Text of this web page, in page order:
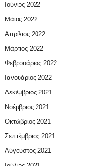
Ιούνιος 2022
Μάιος 2022
Απρίλιος 2022
Μάρτιος 2022
Φεβρουάριος 2022
Ιανουάριος 2022
Δεκέμβριος 2021
Νοέμβριος 2021
Οκτώβριος 2021
Σεπτέμβριος 2021
Αύγουστος 2021